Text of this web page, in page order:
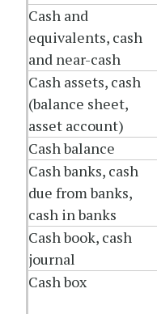
Cash and
equivalents, cash
and near-cash
Cash assets, cash
(balance sheet,
asset account)
Cash balance
Cash banks, cash
due from banks,
cash in banks
Cash book, cash
journal
Cash box